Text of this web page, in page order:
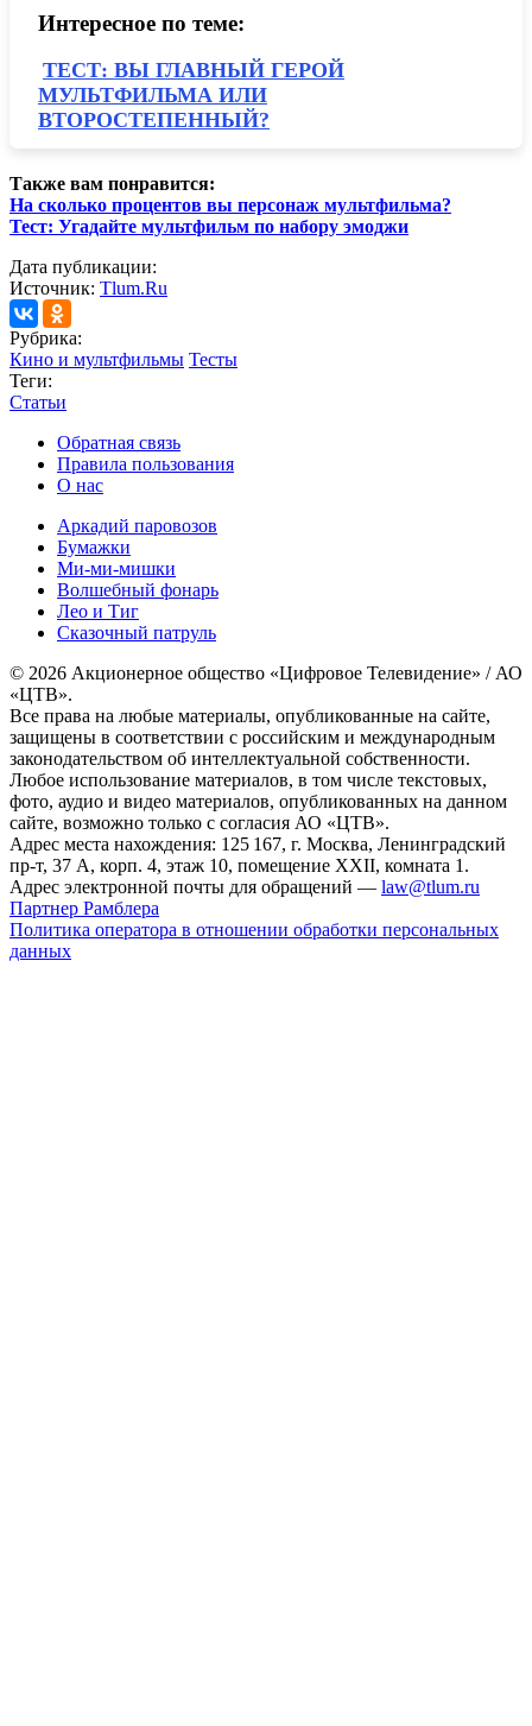
Интересное по теме:
ТЕСТ: ВЫ ГЛАВНЫЙ ГЕРОЙ
МУЛЬТФИЛЬМА ИЛИ
ВТОРОСТЕПЕННЫЙ?
Также вам понравится:
На сколько процентов вы персонаж мультфильма?
Тест: Угадайте мультфильм по набору эмоджи
Дата публикации:
Источник: Tlum.Ru
Рубрика:
Кино и мультфильмы Тесты
Теги:
Статьи
Обратная связь
Правила пользования
О нас
Аркадий паровозов
Бумажки
Ми-ми-мишки
Волшебный фонарь
Лео и Тиг
Сказочный патруль
© 2026 Акционерное общество «Цифровое Телевидение» / АО
«ЦТВ».
Все права на любые материалы, опубликованные на сайте,
защищены в соответствии с российским и международным
законодательством об интеллектуальной собственности.
Любое использование материалов, в том числе текстовых,
фото, аудио и видео материалов, опубликованных на данном
сайте, возможно только с согласия АО «ЦТВ».
Адрес места нахождения: 125 167, г. Москва, Ленинградский
пр-т, 37 А, корп. 4, этаж 10, помещение XXII, комната 1.
Адрес электронной почты для обращений — law@tlum.ru
Партнер Рамблера
Политика оператора в отношении обработки персональных
данных